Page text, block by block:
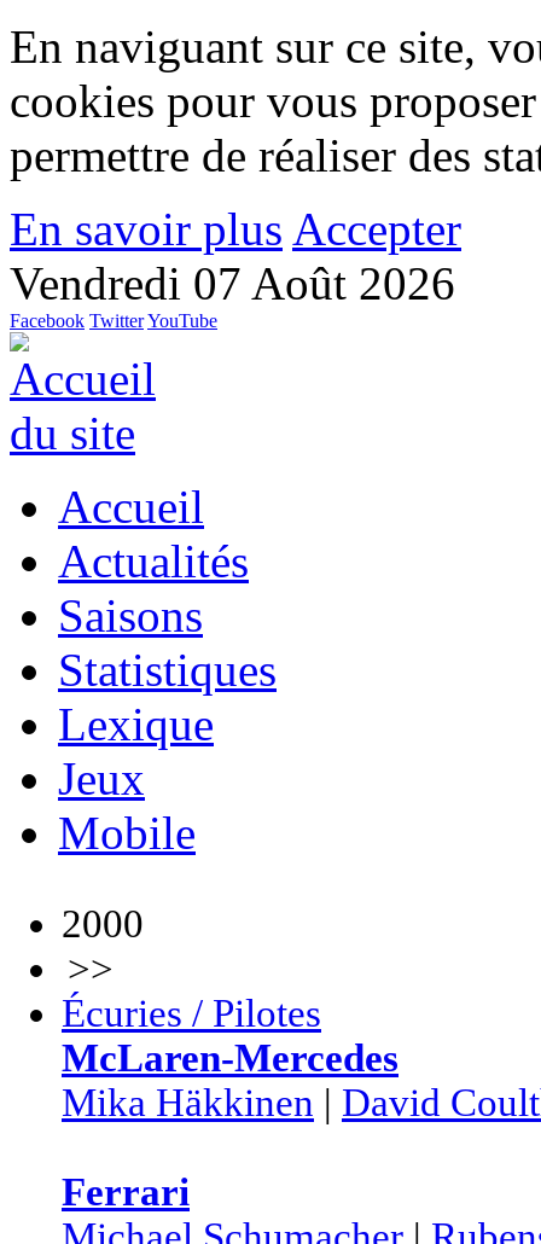
En naviguant sur ce site,
cookies pour vous
permettre de réaliser des
En savoir plus Accepter
Vendredi 07 Août 2026
Facebook TwitterYouTube
Accueil
Actualités
Saisons
Statistiques
Lexique
Jeux
Mobile
2000
>>
Écuries / Pilotes
McLaren-Mercedes
Mika Häkkinen | David
Ferrari